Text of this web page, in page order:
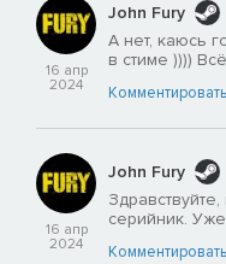
16 апр
2024
John Fury
А нет, каюсь
в стиме ))))
Комментировать
16 апр
2024
John Fury
серийник.
Комментировать